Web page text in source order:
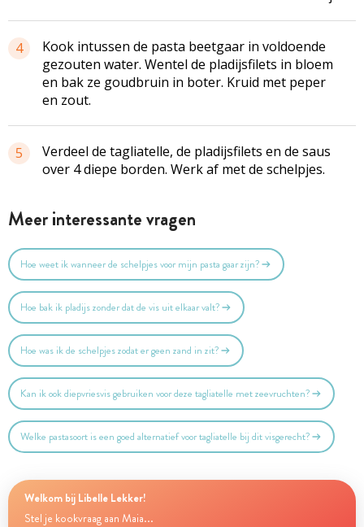
4
Kook intussen de pasta beetgaar in voldoende
gezouten water. Wentel de pladijsfilets in bloem
en bak ze goudbruin in boter. Kruid met peper
en zout.
5
Verdeel de tagliatelle, de pladijsfilets en de saus
over 4 diepe borden. Werk af met de schelpjes.
Meer interessante vragen
Hoe weet ik wanneer de schelpjes voor mijn pasta gaar zijn?
Hoe bak ik pladijs zonder dat de vis uit elkaar valt?
Hoe was ik de schelpjes zodat er geen zand in zit?
Kan ik ook diepvriesvis gebruiken voor deze tagliatelle met zeevruchten?
Welke pastasoort is een goed alternatief voor tagliatelle bij dit visgerecht?
Welkom bij Libelle Lekker!
Stel je kookvraag aan Maia...